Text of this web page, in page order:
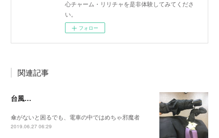
心チャーム・リリチャを是非体験してみてくださ
い。
フォロー
関連記事
台風…
傘がないと困るでも、電車の中ではめちゃ邪魔者
2019.06.27 06:29